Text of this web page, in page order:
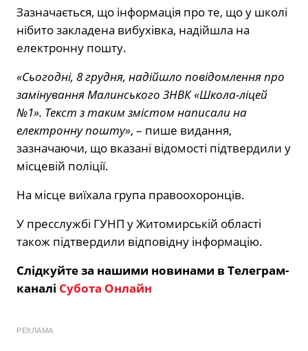
Зазначається, що інформація про те, що у школі
нібито закладена вибухівка, надійшла на
електронну пошту.
«Сьогодні, 8 грудня, надійшло повідомлення про
замінування Малинського ЗНВК «Школа-ліцей
№1». Текст з таким змістом написали на
електронну пошту», – пише видання,
зазначаючи, що вказані відомості підтвердили у
місцевій поліції.
На місце виїхала група правоохоронців.
У пресслужбі ГУНП у Житомирській області
також підтвердили відповідну інформацію.
Слідкуйте за нашими новинами в Телеграм-
каналі Субота Онлайн
РЕКЛАМА